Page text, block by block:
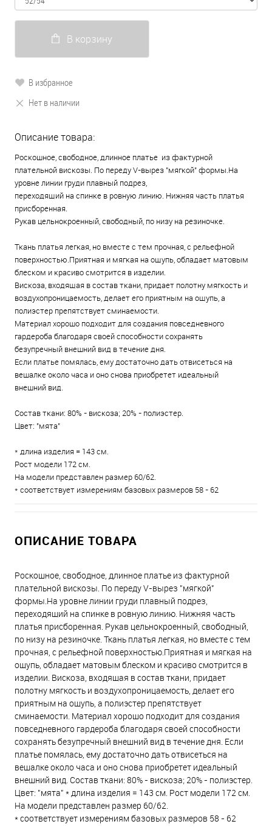
В корзину
В избранное
Нет в наличии
Описание товара:
Роскошное, свободное, длинное платье из фактурной
плательной вискозы. По переду V-вырез "мягкой" формы.На
уровне линии груди плавный подрез,
переходящий на спинке в ровную линию. Нижняя часть платья
присборенная.
Рукав цельнокроенный, свободный, по низу на резиночке.
Ткань платья легкая, но вместе с тем прочная, с рельефной
поверхностью.Приятная и мягкая на ощупь, обладает матовым
блеском и красиво смотрится в изделии.
Вискоза, входящая в состав ткани, придает полотну мягкость и
воздухопроницаемость, делает его приятным на ощупь, а
полиэстер препятствует сминаемости.
Материал хорошо подходит для создания повседневного
гардероба благодаря своей способности сохранять
безупречный внешний вид в течение дня.
Если платье помялась, ему достаточно дать отвисеться на
вешалке около часа и оно снова приобретет идеальный
внешний вид.
Состав ткани: 80% - вискоза; 20% - полиэстер.
Цвет: "мята"
* длина изделия = 143 см.
Рост модели 172 см.
На модели представлен размер 60/62.
* соответствует измерениям базовых размеров 58 - 62
ОПИСАНИЕ ТОВАРА
Роскошное, свободное, длинное платье из фактурной
плательной вискозы. По переду V-вырез "мягкой"
формы.На уровне линии груди плавный подрез,
переходящий на спинке в ровную линию. Нижняя часть
платья присборенная. Рукав цельнокроенный, свободный,
по низу на резиночке. Ткань платья легкая, но вместе с тем
прочная, с рельефной поверхностью.Приятная и мягкая на
ощупь, обладает матовым блеском и красиво смотрится в
изделии. Вискоза, входящая в состав ткани, придает
полотну мягкость и воздухопроницаемость, делает его
приятным на ощупь, а полиэстер препятствует
сминаемости. Материал хорошо подходит для создания
повседневного гардероба благодаря своей способности
сохранять безупречный внешний вид в течение дня. Если
платье помялась, ему достаточно дать отвисеться на
вешалке около часа и оно снова приобретет идеальный
внешний вид. Состав ткани: 80% - вискоза; 20% - полиэстер.
Цвет: "мята" * длина изделия = 143 см. Рост модели 172 см.
На модели представлен размер 60/62.
* соответствует измерениям базовых размеров 58 - 62